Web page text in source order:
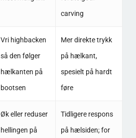
carving
Vri highbacken
så den følger
hælkanten på
bootsen
Mer direkte trykk
på hælkant,
spesielt på hardt
føre
Øk eller reduser
hellingen på
Tidligere respons
på hælsiden; for